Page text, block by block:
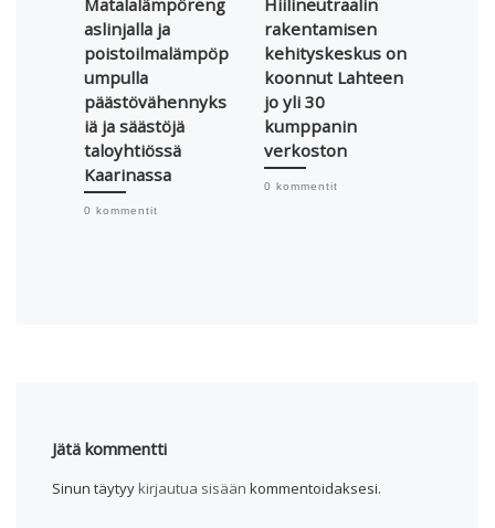
Matalalämpöreng
aslinjalla ja
poistoilmalämpöp
umpulla
päästövähennyks
iä ja säästöjä
taloyhtiössä
Kaarinassa
0 kommentit
Hiilineutraalin
rakentamisen
kehityskeskus on
koonnut Lahteen
jo yli 30
kumppanin
verkoston
0 kommentit
Jätä kommentti
Sinun täytyy kirjautua sisään kommentoidaksesi.